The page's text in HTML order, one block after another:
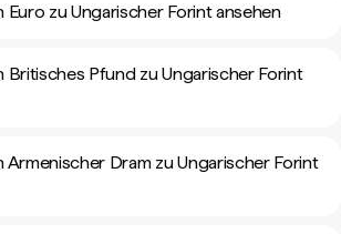
Euro zu Ungarischer Forint ansehen
Britisches Pfund zu Ungarischer Forint
Armenischer Dram zu Ungarischer Forint